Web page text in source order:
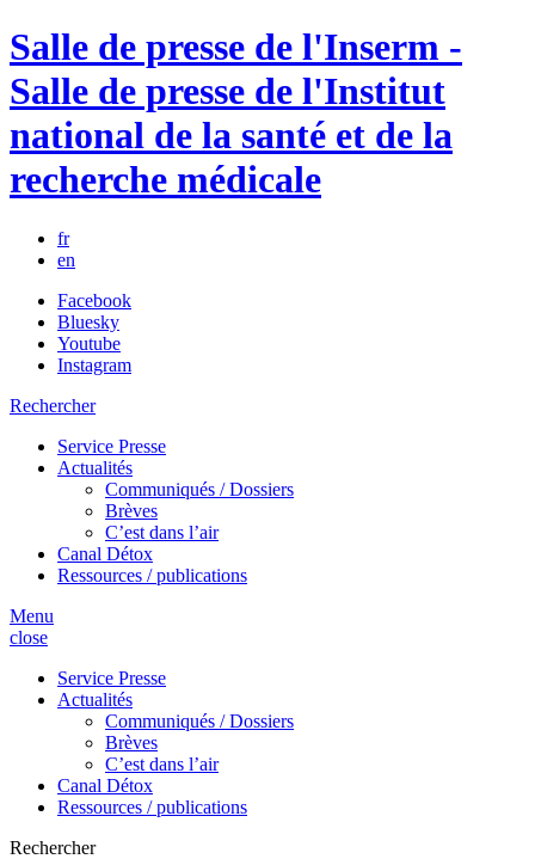
Salle de presse de l'Inserm -
Salle de presse de l'Institut
national de la santé et de la
recherche médicale
fr
en
Facebook
Bluesky
Youtube
Instagram
Rechercher
Service Presse
Actualités
Communiqués / Dossiers
Brèves
C’est dans l’air
Canal Détox
Ressources / publications
Menu
close
Service Presse
Actualités
Communiqués / Dossiers
Brèves
C’est dans l’air
Canal Détox
Ressources / publications
Rechercher